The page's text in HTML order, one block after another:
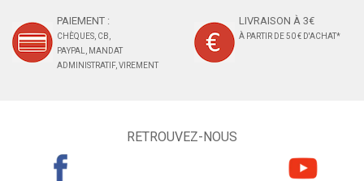
PAIEMENT :
CHÈQUES, CB,
PAYPAL, MANDAT
ADMINISTRATIF, VIREMENT
LIVRAISON À 3€
À PARTIR DE 50 € D'ACHAT*
RETROUVEZ-NOUS